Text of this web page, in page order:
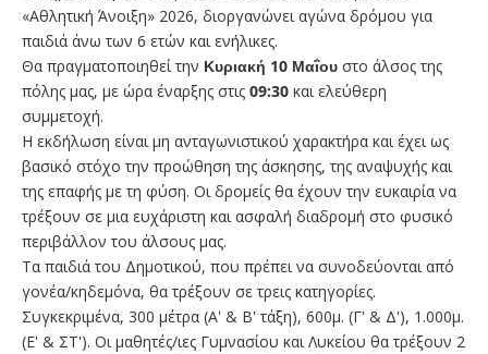
«Αθλητική Άνοιξη» 2026, διοργανώνει αγώνα δρόμου για
παιδιά άνω των 6 ετών και ενήλικες.
Θα πραγματοποιηθεί την Κυριακή 10 Μαΐου στο άλσος της
πόλης μας, με ώρα έναρξης στις 09:30 και ελεύθερη
συμμετοχή.
Η εκδήλωση είναι μη ανταγωνιστικού χαρακτήρα και έχει ως
βασικό στόχο την προώθηση της άσκησης, της αναψυχής και
της επαφής με τη φύση. Οι δρομείς θα έχουν την ευκαιρία να
τρέξουν σε μια ευχάριστη και ασφαλή διαδρομή στο φυσικό
περιβάλλον του άλσους μας.
Τα παιδιά του Δημοτικού, που πρέπει να συνοδεύονται από
γονέα/κηδεμόνα, θα τρέξουν σε τρεις κατηγορίες.
Συγκεκριμένα, 300 μέτρα (Α' & Β' τάξη), 600μ. (Γ' & Δ'), 1.000μ.
(Ε' & ΣΤ'). Οι μαθητές/ιες Γυμνασίου και Λυκείου θα τρέξουν 2